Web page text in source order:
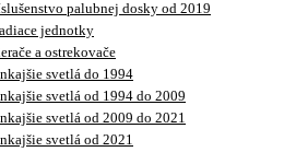
palubnej dosky od 2019
jednotky
a ostrekovače
svetlá do 1994
svetlá od 1994 do 2009
svetlá od 2009 do 2021
svetlá od 2021